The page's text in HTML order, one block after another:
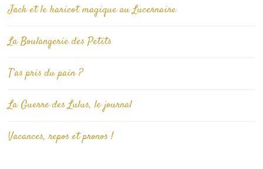
Jack et le haricot magique au Lucernaire
La Boulangerie des Petits
T’as pris du pain ?
La Guerre des Lulus, le journal
Vacances, repos et pronos !